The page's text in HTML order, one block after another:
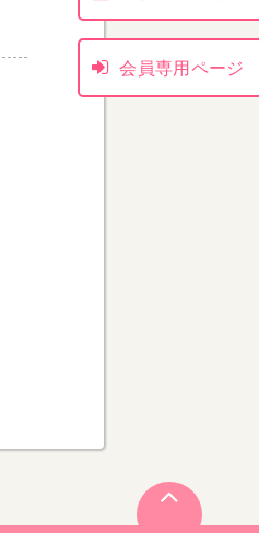
会員専用ページ